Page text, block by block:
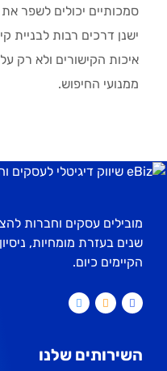
סמכותיים יכולים לשפר
ישנן דרכים רבות לבניית
איכות הקישורים ולא רק
ממנועי החיפוש.
שנים בעזרת מומחיות,
הקיימים כיום.
השירותים שלנו